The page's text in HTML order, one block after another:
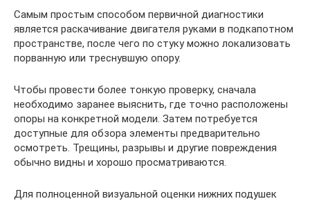
Самым простым способом первичной диагностики
является раскачивание двигателя руками в подкапотном
пространстве, после чего по стуку можно локализовать
порванную или треснувшую опору.
Чтобы провести более тонкую проверку, сначала
необходимо заранее выяснить, где точно расположены
опоры на конкретной модели. Затем потребуется
доступные для обзора элементы предварительно
осмотреть. Трещины, разрывы и другие повреждения
обычно видны и хорошо просматриваются.
Для полноценной визуальной оценки нижних подушек